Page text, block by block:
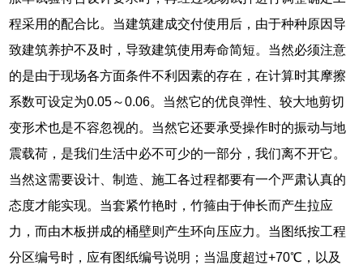
程采用的配合比。当建筑建成交付使用后，由于种种原因导
致建筑养护不及时，导致建筑使用寿命简短。当然必须注意
的是由于现场各方面条件不利因素的存在，在计算时其摩擦
系数可设定为0.05～0.06。当然它的优良弹性、较大地剪切
变形术也是不容忽视的。当然它还要承受操作时的振动与地
震载荷，是我们生活中必不可少的一部分，我们离不开它。
当然这需要设计、制造、施工各过程都要有一个严肃认真的
态度才能实现。当套紧竹艳时，竹箍由于伸长而产生拉应
力，而由木板拼成的桶壁则产生环向压应力。当图纸按工程
分区编号时，应有图纸编号说明；当温度超过+70℃，以及